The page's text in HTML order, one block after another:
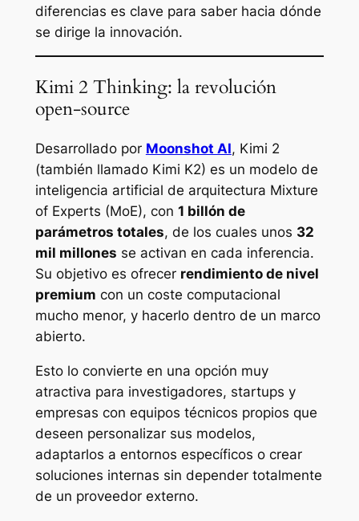
diferencias es clave para saber hacia dónde
se dirige la innovación.
Kimi 2 Thinking: la revolución
open-source
Desarrollado por Moonshot AI, Kimi 2
(también llamado Kimi K2) es un modelo de
inteligencia artificial de arquitectura Mixture
of Experts (MoE), con 1 billón de
parámetros totales, de los cuales unos 32
mil millones se activan en cada inferencia.
Su objetivo es ofrecer rendimiento de nivel
premium con un coste computacional
mucho menor, y hacerlo dentro de un marco
abierto.
Esto lo convierte en una opción muy
atractiva para investigadores, startups y
empresas con equipos técnicos propios que
deseen personalizar sus modelos,
adaptarlos a entornos específicos o crear
soluciones internas sin depender totalmente
de un proveedor externo.